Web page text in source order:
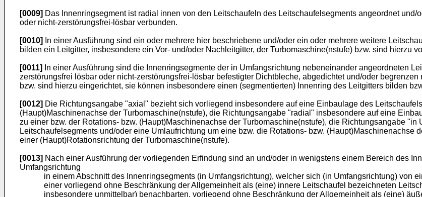
[0009] Das Innenringsegment ist radial innen von den Leitschaufeln des Leitschaufelsegments angeordnet
oder nicht-zerstörungsfrei-lösbar verbunden.
[0010]
In einer Ausführung sind ein oder mehrere hier beschriebene und/oder ein oder mehrere weitere
bilden ein Leitgitter, insbesondere ein Vor- und/oder Nachleitgitter, der Turbomaschine(nstufe) bzw. sind hierzu
[0011]
In einer Ausführung sind die Innenringsegmente der in Umfangsrichtung nebeneinander angeordneten
zerstörungsfrei lösbar oder nicht-zerstörungsfrei-lösbar befestigter Dichtbleche, abgedichtet und/oder
bzw. sind hierzu eingerichtet, sie können insbesondere einen (segmentierten) Innenring des Leitgitters bilden
[0012] Die Richtungsangabe "axial" bezieht sich vorliegend insbesondere auf eine Einbaulage des
(Haupt)Maschinenachse der Turbomaschine(nstufe), die Richtungsangabe "radial" insbesondere auf eine
zu einer bzw. der Rotations- bzw. (Haupt)Maschinenachse der Turbomaschine(nstufe), die Richtungsangabe
Leitschaufelsegments und/oder eine Umlaufrichtung um eine bzw. die Rotations- bzw. (Haupt)Maschinenachse
einer (Haupt)Rotationsrichtung der Turbomaschine(nstufe).
[0013] Nach einer Ausführung der vorliegenden Erfindung sind an und/oder in wenigstens einem Bereich des
Umfangsrichtung
in einem Abschnitt des Innenringsegments (in Umfangsrichtung), welcher sich (in Umfangsrichtung) von
einer vorliegend ohne Beschränkung der Allgemeinheit als (eine) innere Leitschaufel bezeichneten
insbesondere unmittelbar) benachbarten, vorliegend ohne Beschränkung der Allgemeinheit als (eine)